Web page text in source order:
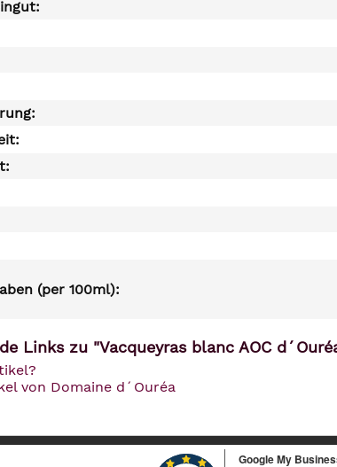
(per 100ml):
Links zu "Vacqueyras blanc AOC
von Domaine d´Ouréa